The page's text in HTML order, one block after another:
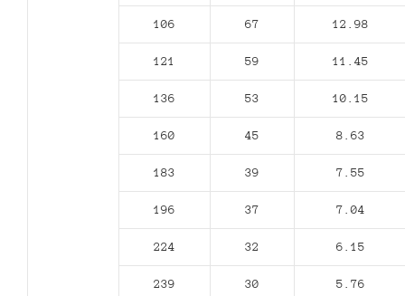
106 67 12.98
121 59 11.45
136 53 10.15
160 45 8.63
183 39 7.55
196 37 7.04
224 32 6.15
239 30 5.76